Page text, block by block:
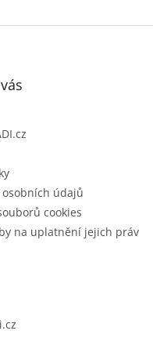
údajů
cookies
na uplatnění jejich práv